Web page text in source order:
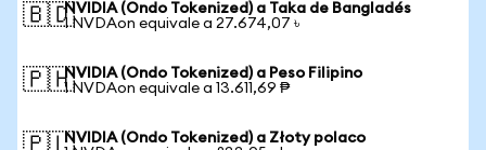
🇧🇩NVIDIA (Ondo Tokenized) a Taka de Bangladés
1 NVDAon equivale a 27.674,07 ৳
🇵🇭NVIDIA (Ondo Tokenized) a Peso Filipino
1 NVDAon equivale a 13.611,69 ₱
NVIDIA (Ondo Tokenized) a Złoty polaco